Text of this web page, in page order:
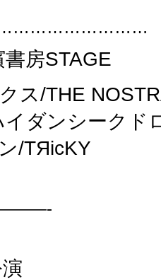
書房STAGE
ス/THE
イダンシークド
/TЯicKY